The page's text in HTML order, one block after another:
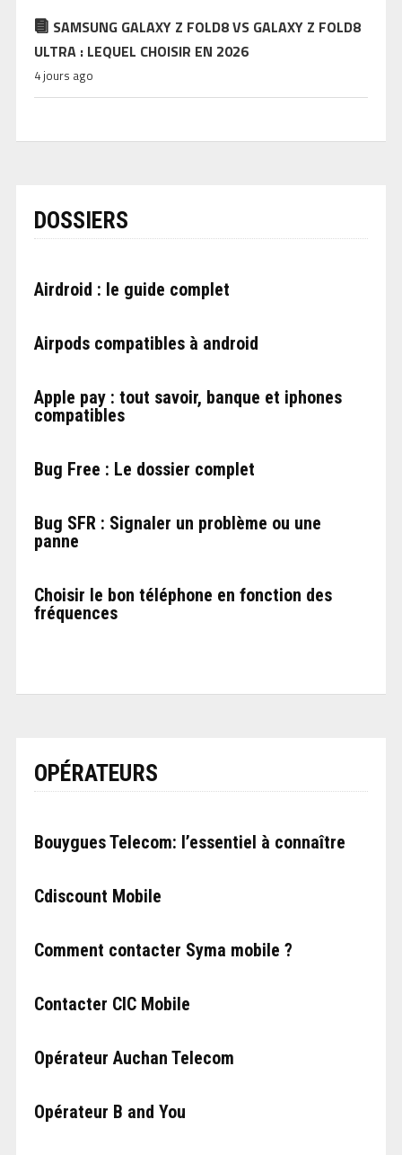
SAMSUNG GALAXY Z FOLD8 VS GALAXY Z FOLD8
ULTRA : LEQUEL CHOISIR EN 2026
4 jours ago
DOSSIERS
Airdroid : le guide complet
Airpods compatibles à android
Apple pay : tout savoir, banque et iphones
compatibles
Bug Free : Le dossier complet
Bug SFR : Signaler un problème ou une
panne
Choisir le bon téléphone en fonction des
fréquences
OPÉRATEURS
Bouygues Telecom: l’essentiel à connaître
Cdiscount Mobile
Comment contacter Syma mobile ?
Contacter CIC Mobile
Opérateur Auchan Telecom
Opérateur B and You